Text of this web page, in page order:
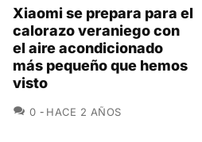
Xiaomi se prepara para el
calorazo veraniego con
el aire acondicionado
más pequeño que hemos
visto
0 COMENTARIOS
HACE 2 AÑOS